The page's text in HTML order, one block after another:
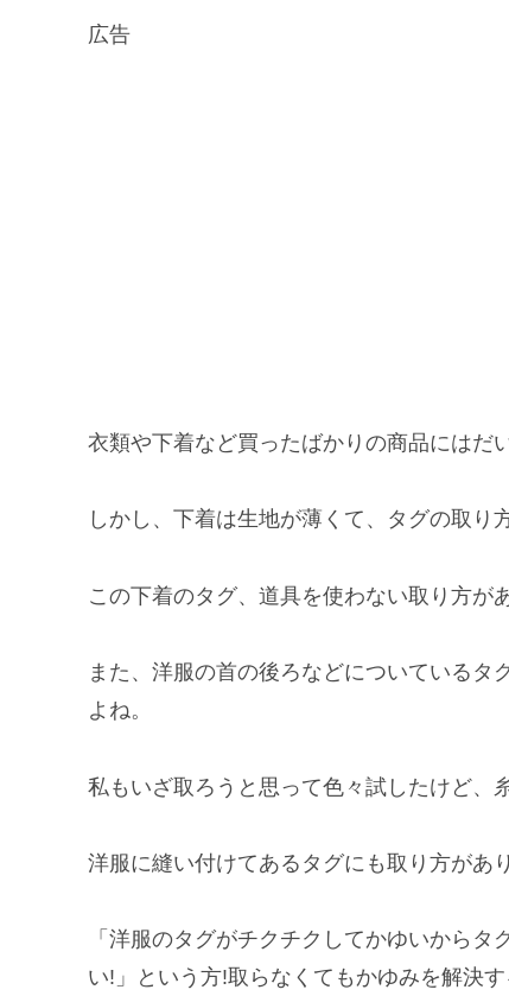
広告
衣類や下着など買ったばかりの商品にはだ
しかし、下着は生地が薄くて、タグの取り
この下着のタグ、道具を使わない取り方が
また、洋服の首の後ろなどについているタ
よね。
私もいざ取ろうと思って色々試したけど、
洋服に縫い付けてあるタグにも取り方があ
「洋服のタグがチクチクしてかゆいから
い!」という方!取らなくてもかゆみを解決